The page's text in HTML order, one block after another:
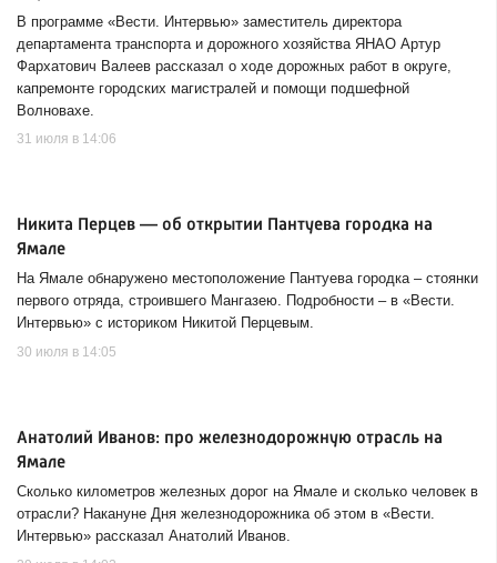
В программе «Вести. Интервью» заместитель директора
департамента транспорта и дорожного хозяйства ЯНАО Артур
Фархатович Валеев рассказал о ходе дорожных работ в округе,
капремонте городских магистралей и помощи подшефной
Волновахе.
31 июля в 14:06
Никита Перцев — об открытии Пантуева городка на
Ямале
На Ямале обнаружено местоположение Пантуева городка – стоянки
первого отряда, строившего Мангазею. Подробности – в «Вести.
Интервью» с историком Никитой Перцевым.
30 июля в 14:05
Анатолий Иванов: про железнодорожную отрасль на
Ямале
Сколько километров железных дорог на Ямале и сколько человек в
отрасли? Накануне Дня железнодорожника об этом в «Вести.
Интервью» рассказал Анатолий Иванов.